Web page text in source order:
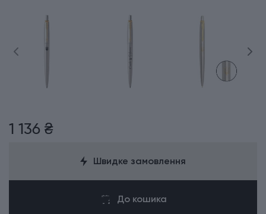
1 136 ₴
Швидке замовлення
До кошика